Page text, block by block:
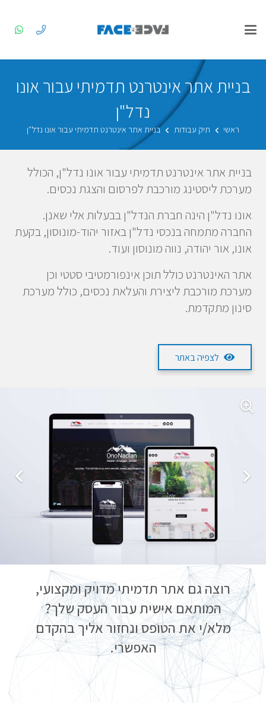
בניית אתר אינטרנט תדמיתי עבור אונו
נדל"ן
ראשי תיק עבודות בניית אתר אינטרנט תדמיתי עבור אונו נדל"ן
בניית אתר אינטרנט תדמיתי עבור אונו נדל"ן, הכולל
מערכת ליסטינג מורכבת לפרסום והצגת נכסים.
אונו נדל"ן הינה חברת הנדל"ן בבעלות אלי שאנן.
החברה מתמחה בנכסי נדל"ן באזור יהוד-מונוסון, בקעת
אונו, אור יהודה, נווה מונוסון ועוד.
אתר האינטרנט כולל תוכן אינפורמטיבי סטטי וכן
מערכת מורכבת ליצירת והעלאת נכסים, כולל מערכת
סינון מתקדמת.
לצפיה באתר
רוצה גם אתר תדמיתי מדויק ומקצועי,
המותאם אישית עבור העסק שלך?
מלא/י את הטופס ונחזור אליך בהקדם
האפשרי.